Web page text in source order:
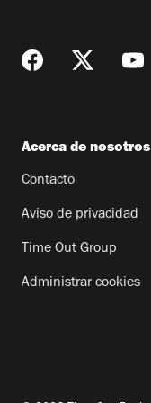
Acerca de nosotros
Contacto
Aviso de privacidad
Time Out Group
Administrar cookies